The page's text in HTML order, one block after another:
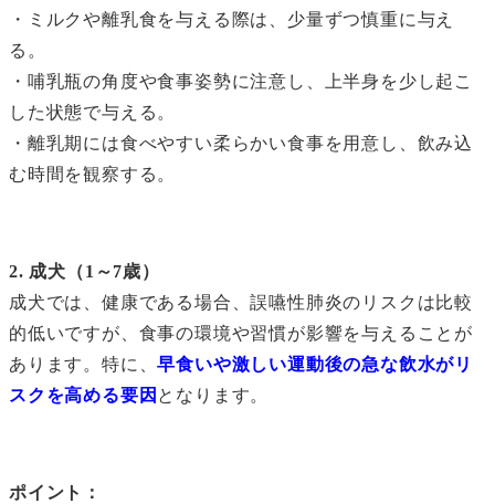
・ミルクや離乳食を与える際は、少量ずつ慎重に与え
る。
・哺乳瓶の角度や食事姿勢に注意し、上半身を少し起こ
した状態で与える。
・離乳期には食べやすい柔らかい食事を用意し、飲み込
む時間を観察する。
2. 成犬（1～7歳）
成犬では、健康である場合、誤嚥性肺炎のリスクは比較
的低いですが、食事の環境や習慣が影響を与えることが
あります。特に、早食いや激しい運動後の急な飲水がリ
スクを高める要因 となります。
ポイント：